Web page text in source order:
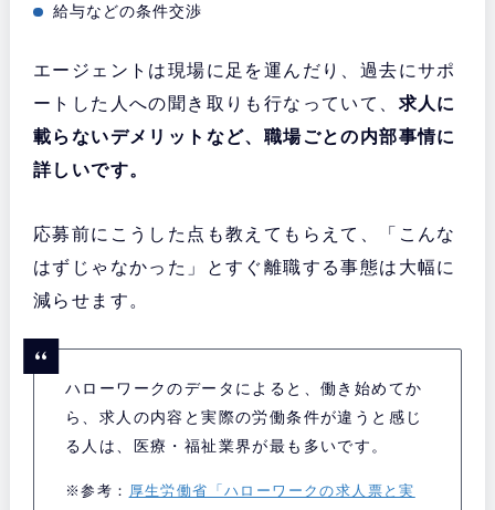
給与などの条件交渉
エージェントは現場に足を運んだり、過去にサポ
ートした人への聞き取りも行なっていて、 求人に
載らないデメリットなど、職場ごとの内部事情に
詳しいです。
応募前にこうした点も教えてもらえて、「こんな
はずじゃなかった」とすぐ離職する事態は大幅に
減らせます。
ハローワークのデータによると、働き始めてか
ら、求人の内容と実際の労働条件が違うと感じ
る人は、医療・福祉業界が最も多いです。
※参考： 厚生労働省「ハローワークの求人票と実